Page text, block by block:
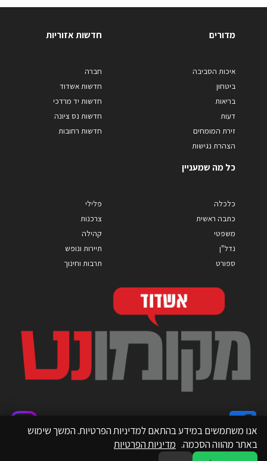
מדורים
איכות הסביבה
ביטחון
בריאות
דעות
זירת המומחים
הצהרת נגישות
חדשות אזוריות
חברה
חדשות אשדוד
חדשות יד מרדכי
חדשות נס ציונה
חדשות רחובות
כל מה שמעניין
כלכלה
כתבה ראשית
משפטי
נדל"ן
ספורט
פלילי
צרכנות
קהילה
תיירות ונופש
תרבות וחינוך
אנו משתמשים במידע בהתאם למדיניות הפרטיות. המשך שימוש
באתר מהווה הסכמה. מדיניות הפרטיות